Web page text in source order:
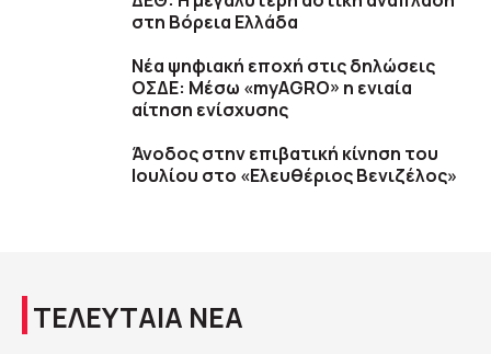
στη Βόρεια Ελλάδα
Νέα ψηφιακή εποχή στις δηλώσεις
ΟΣΔΕ: Μέσω «myAGRO» η ενιαία
αίτηση ενίσχυσης
Άνοδος στην επιβατική κίνηση του
Ιουλίου στο «Ελευθέριος Βενιζέλος»
ΤΕΛΕΥΤΑΙΑ ΝΕΑ